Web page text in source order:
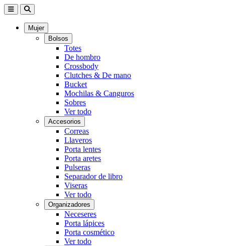
Mujer
Bolsos
Totes
De hombro
Crossbody
Clutches & De mano
Bucket
Mochilas & Canguros
Sobres
Ver todo
Accesorios
Correas
Llaveros
Porta lentes
Porta aretes
Pulseras
Separador de libro
Viseras
Ver todo
Organizadores
Neceseres
Porta lápices
Porta cosmético
Ver todo